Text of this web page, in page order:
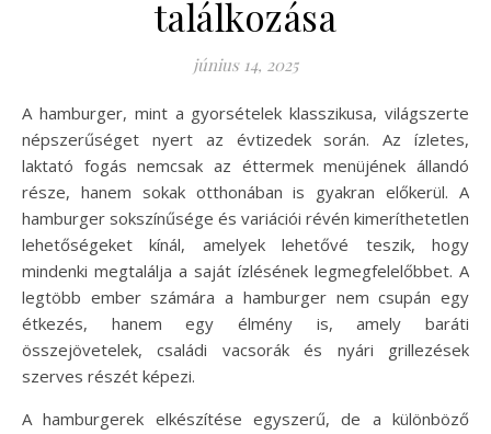
találkozása
június 14, 2025
A hamburger, mint a gyorsételek klasszikusa, világszerte
népszerűséget nyert az évtizedek során. Az ízletes,
laktató fogás nemcsak az éttermek menüjének állandó
része, hanem sokak otthonában is gyakran előkerül. A
hamburger sokszínűsége és variációi révén kimeríthetetlen
lehetőségeket kínál, amelyek lehetővé teszik, hogy
mindenki megtalálja a saját ízlésének legmegfelelőbbet. A
legtöbb ember számára a hamburger nem csupán egy
étkezés, hanem egy élmény is, amely baráti
összejövetelek, családi vacsorák és nyári grillezések
szerves részét képezi.
A hamburgerek elkészítése egyszerű, de a különböző